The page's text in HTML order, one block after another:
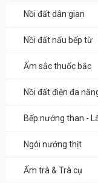
Nồi đất dân gian
Nồi đất nấu bếp từ
Ấm sắc thuốc bắc
Nồi đất điện đa
Bếp nướng than -
Ngói nướng thịt
Ấm trà & Trà cụ